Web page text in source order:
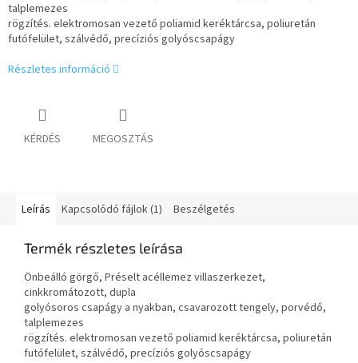
talplemezes
rögzítés. elektromosan vezető poliamid keréktárcsa, poliuretán
futófelület, szálvédő, precíziós golyóscsapágy
Részletes információ
KÉRDÉS MEGOSZTÁS
Leírás Kapcsolódó fájlok (1) Beszélgetés
Termék részletes leírása
Önbeálló görgő, Préselt acéllemez villaszerkezet,
cinkkromátozott, dupla
golyósoros csapágy a nyakban, csavarozott tengely, porvédő,
talplemezes
rögzítés. elektromosan vezető poliamid keréktárcsa, poliuretán
futófelület, szálvédő, precíziós golyóscsapágy